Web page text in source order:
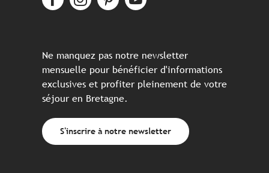
Ne manquez pas notre newsletter
mensuelle pour bénéficier d'informations
exclusives et profiter pleinement de votre
séjour en Bretagne.
S'inscrire à notre newsletter